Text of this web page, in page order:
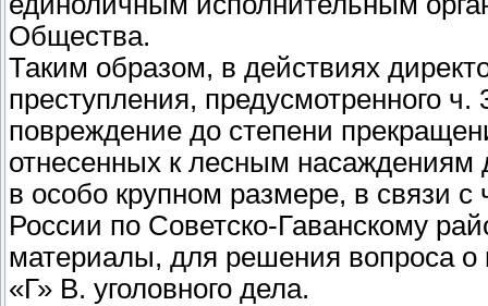
Общества.
Таким образом, в действиях
преступления, предусмотренного
повреждение до степени
отнесенных к лесным насаждениям
в особо крупном размере, в связи
России по Советско-Гаванскому
материалы, для решения вопроса
«Г» В. уголовного дела.